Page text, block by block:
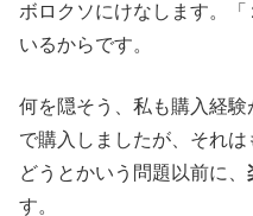
ボロクソにけなします。「
いるからです。
何を隠そう、私も購入経
で購入しましたが、それ
どうとかいう問題以前に、
す。